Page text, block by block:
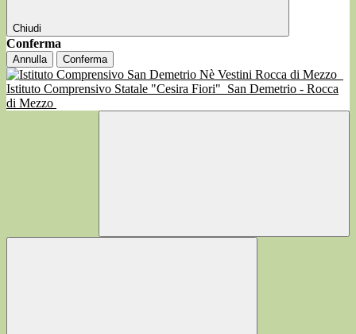
Chiudi
Conferma
Annulla Conferma
Istituto Comprensivo Statale "Cesira Fiori" San Demetrio - Rocca
di Mezzo